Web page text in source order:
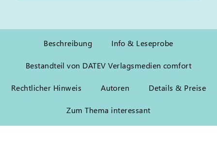
Beschreibung Info & Leseprobe
Bestandteil von DATEV Verlagsmedien comfort
Rechtlicher Hinweis Autoren Details & Preise
Zum Thema interessant